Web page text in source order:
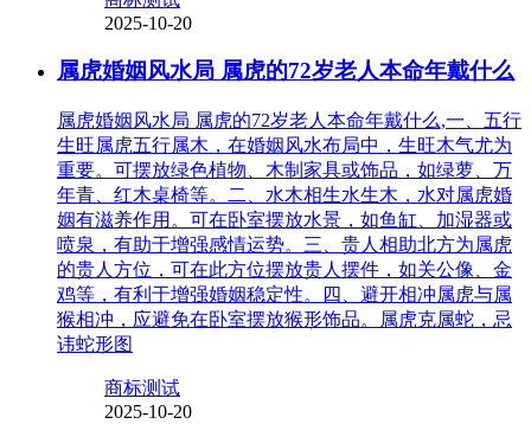
2025-10-20
属虎婚姻风水局 属虎的72岁老人本命年戴什么
属虎婚姻风水局 属虎的72岁老人本命年戴什么,一、五行
生旺属虎五行属木，在婚姻风水布局中，生旺木气尤为
重要。可摆放绿色植物、木制家具或饰品，如绿萝、万
年青、红木桌椅等。二、水木相生水生木，水对属虎婚
姻有滋养作用。可在卧室摆放水景，如鱼缸、加湿器或
喷泉，有助于增强感情运势。三、贵人相助北方为属虎
的贵人方位，可在此方位摆放贵人摆件，如关公像、金
鸡等，有利于增强婚姻稳定性。四、避开相冲属虎与属
猴相冲，应避免在卧室摆放猴形饰品。属虎克属蛇，忌
讳蛇形图
商标测试
2025-10-20